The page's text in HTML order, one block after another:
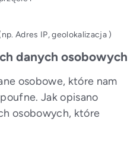
Adres IP, geolokalizacja )
danych osobowych
osobowe, które nam
Jak opisano
osobowych, które